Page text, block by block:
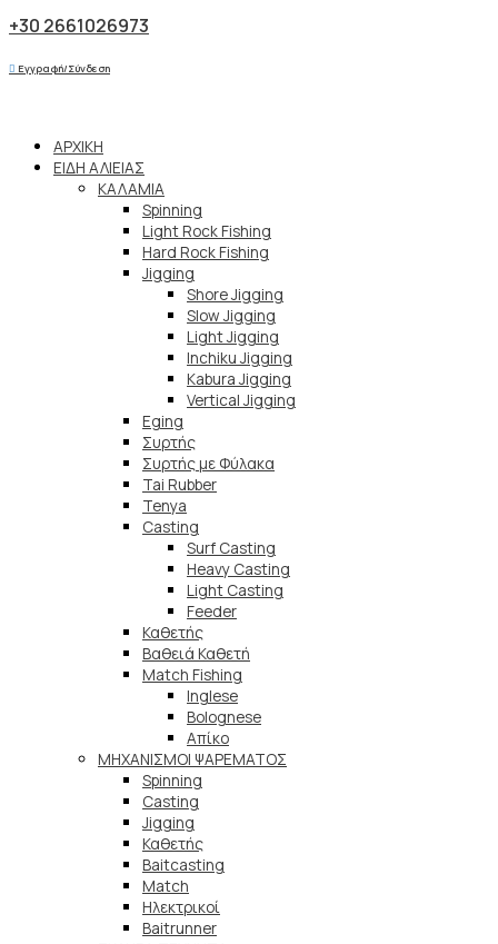
+30 2661026973
Εγγραφή/Σύνδεση
ΑΡΧΙΚΗ
ΕΙΔΗ ΑΛΙΕΙΑΣ
ΚΑΛΑΜΙΑ
Spinning
Light Rock Fishing
Hard Rock Fishing
Jigging
Shore Jigging
Slow Jigging
Light Jigging
Inchiku Jigging
Kabura Jigging
Vertical Jigging
Eging
Συρτής
Συρτής με Φύλακα
Tai Rubber
Tenya
Casting
Surf Casting
Heavy Casting
Light Casting
Feeder
Καθετής
Βαθειά Καθετή
Match Fishing
Inglese
Bolognese
Απίκο
ΜΗΧΑΝΙΣΜΟΙ ΨΑΡΕΜΑΤΟΣ
Spinning
Casting
Jigging
Καθετής
Baitcasting
Match
Ηλεκτρικοί
Baitrunner